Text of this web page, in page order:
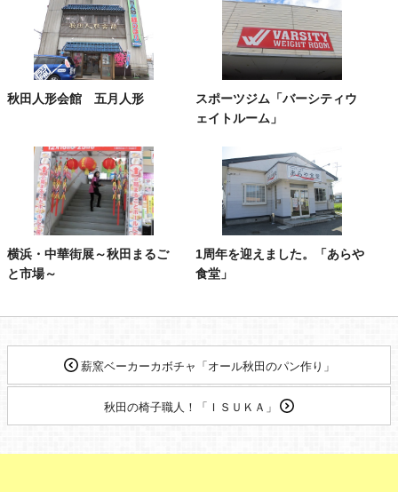
秋田人形会館 五月人形
スポーツジム「バーシティウ
ェイトルーム」
横浜・中華街展～秋田まるご
と市場～
1周年を迎えました。「あらや
食堂」
薪窯ベーカーカボチャ「オール秋田のパン作り」
秋田の椅子職人！「ＩＳＵＫＡ」